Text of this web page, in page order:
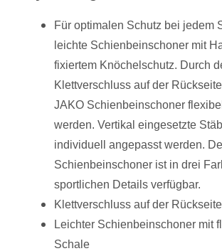
Für optimalen Schutz bei jedem
leichte Schienbeinschoner mit
fixiertem Knöchelschutz. Durch
Klettverschluss auf der
JAKO Schienbeinschoner
werden. Vertikal eingesetzte
individuell angepasst werden.
Schienbeinschoner ist in drei
sportlichen Details verfügbar.
Klettverschluss auf der Rückseite
Leichter Schienbeinschoner mit
Schale